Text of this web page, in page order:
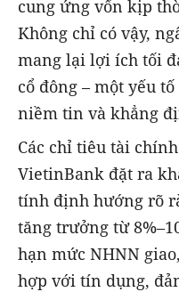
cung ứng vốn kịp
Không chỉ có vậy,
mang lại lợi ích tối
cổ đông – một yếu
niềm tin và khẳng
Các chỉ tiêu tài
VietinBank đặt ra
tính định hướng rõ
tăng trưởng từ
hạn mức NHNN
hợp với tín dụng,